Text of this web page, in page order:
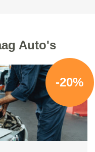
Auto's
-20%